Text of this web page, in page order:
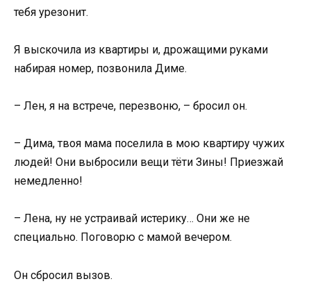
тебя урезонит.
Я выскочила из квартиры и, дрожащими руками
набирая номер, позвонила Диме.
– Лен, я на встрече, перезвоню, – бросил он.
– Дима, твоя мама поселила в мою квартиру чужих
людей! Они выбросили вещи тёти Зины! Приезжай
немедленно!
– Лена, ну не устраивай истерику… Они же не
специально. Поговорю с мамой вечером.
Он сбросил вызов.